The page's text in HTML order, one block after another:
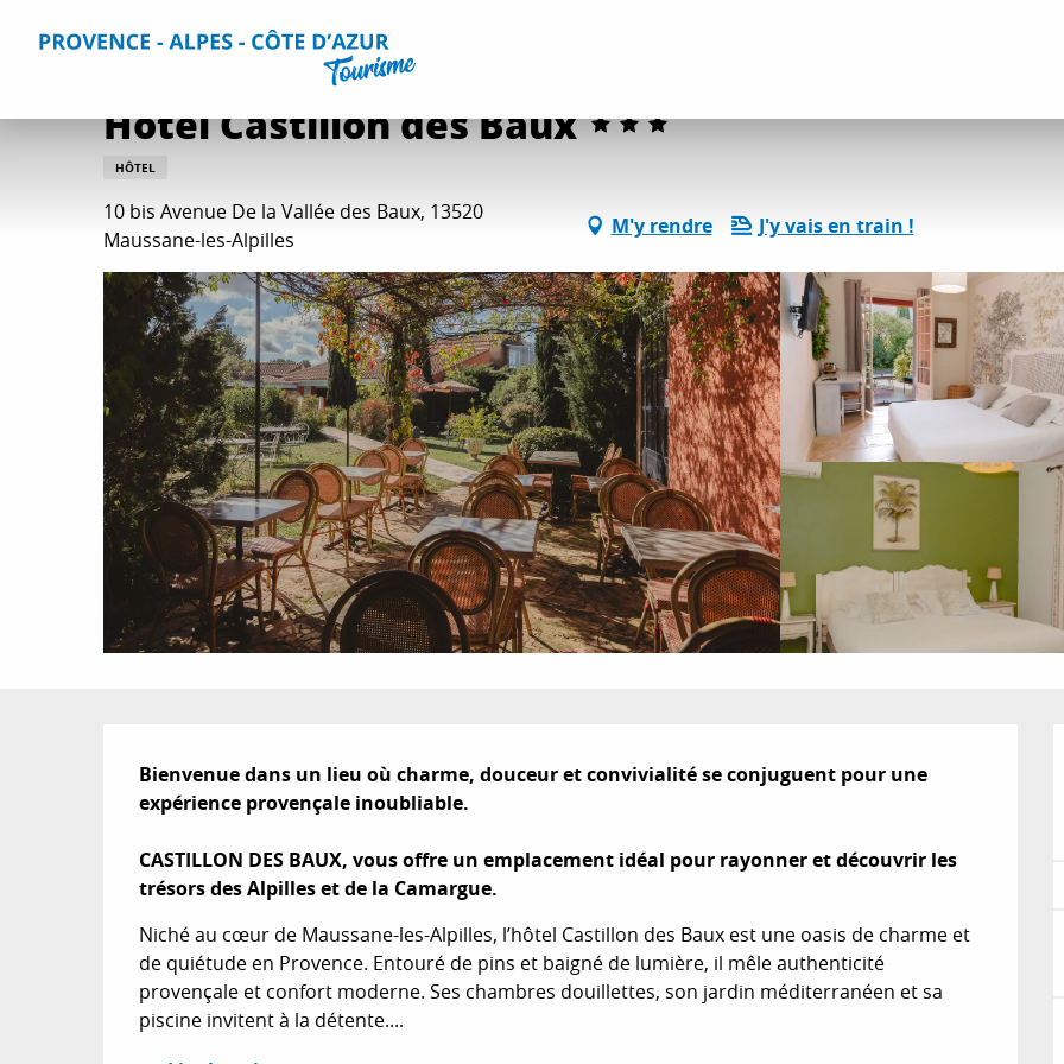
Accueil Séjourner Hébergements
Hôtel Castillon des Baux
HÔTEL
10 bis Avenue De la Vallée des Baux, 13520
Maussane-les-Alpilles
M'y rendre J'y vais en train !
Description
Bienvenue dans un lieu où charme, douceur et convivialité se conjuguent pour une
expérience provençale inoubliable.
CASTILLON DES BAUX, vous offre un emplacement idéal pour rayonner et découvrir les
trésors des Alpilles et de la Camargue.
Niché au cœur de Maussane-les-Alpilles, l’hôtel Castillon des Baux est une oasis de charme et
de quiétude en Provence. Entouré de pins et baigné de lumière, il mêle authenticité
provençale et confort moderne. Ses chambres douillettes, son jardin méditerranéen et sa
piscine invitent à la détente....